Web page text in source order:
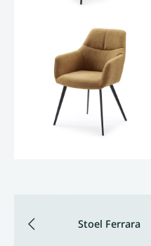
Stoel Ferrara